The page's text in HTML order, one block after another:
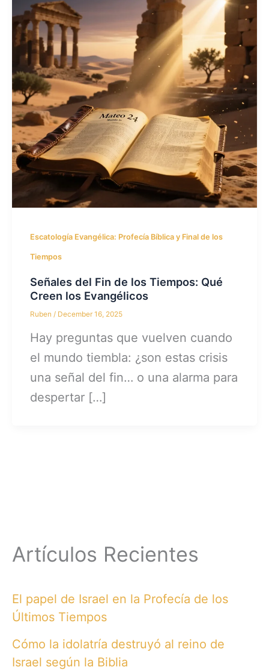
Escatología Evangélica: Profecía Bíblica y Final de los
Tiempos
Señales del Fin de los Tiempos: Qué
Creen los Evangélicos
Ruben/ December 16, 2025
Hay preguntas que vuelven cuando
el mundo tiembla: ¿son estas crisis
una señal del fin… o una alarma para
despertar […]
Artículos Recientes
El papel de Israel en la Profecía de los
Últimos Tiempos
Cómo la idolatría destruyó al reino de
Israel según la Biblia